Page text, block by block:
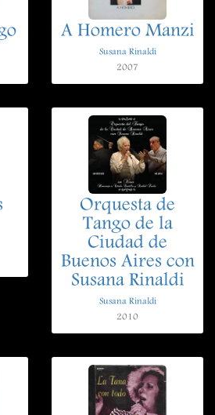
A Homero Manzi
Susana Rinaldi
2007
Orquesta de
Tango de la
Ciudad de
Buenos Aires con
Susana Rinaldi
Susana Rinaldi
2010